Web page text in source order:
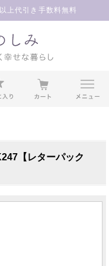
代引き手数料無料
【レターパック